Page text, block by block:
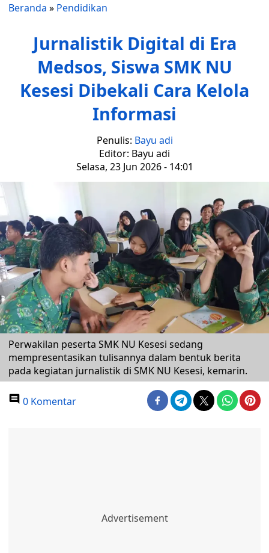
Beranda » Pendidikan
Jurnalistik Digital di Era
Medsos, Siswa SMK NU
Kesesi Dibekali Cara Kelola
Informasi
Penulis: Bayu adi
Editor: Bayu adi
Selasa, 23 Jun 2026 - 14:01
Perwakilan peserta SMK NU Kesesi sedang
mempresentasikan tulisannya dalam bentuk berita
pada kegiatan jurnalistik di SMK NU Kesesi, kemarin.
0 Komentar